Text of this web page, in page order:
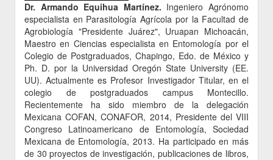
Dr. Armando Equihua Martínez. Ingeniero Agrónomo
especialista en Parasitología Agrícola por la Facultad de
Agrobiología "Presidente Juárez", Uruapan Michoacán,
Maestro en Ciencias especialista en Entomología por el
Colegio de Postgraduados, Chapingo, Edo. de México y
Ph. D. por la Universidad Oregón State University (EE.
UU). Actualmente es Profesor Investigador Titular, en el
colegio de postgraduados campus Montecillo.
Recientemente ha sido miembro de la delegación
Mexicana COFAN, CONAFOR, 2014, Presidente del VIII
Congreso Latinoamericano de Entomología, Sociedad
Mexicana de Entomología, 2013. Ha participado en más
de 30 proyectos de investigación, publicaciones de libros,